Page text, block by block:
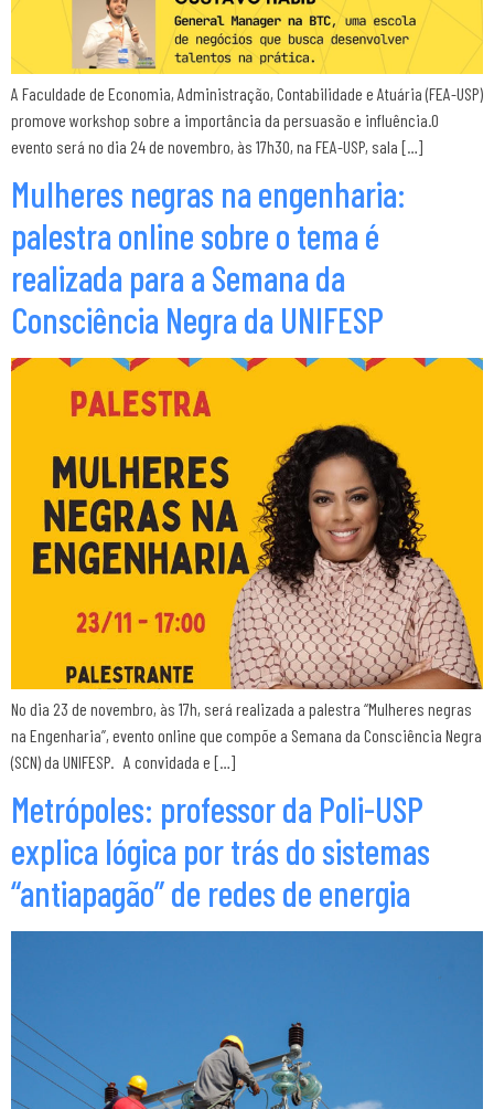
A Faculdade de Economia, Administração, Contabilidade e Atuária (FEA-USP)
promove workshop sobre a importância da persuasão e influência.O
evento será no dia 24 de novembro, às 17h30, na FEA-USP, sala […]
Mulheres negras na engenharia:
palestra online sobre o tema é
realizada para a Semana da
Consciência Negra da UNIFESP
No dia 23 de novembro, às 17h, será realizada a palestra “Mulheres negras
na Engenharia”, evento online que compõe a Semana da Consciência Negra
(SCN) da UNIFESP. A convidada e […]
Metrópoles: professor da Poli-USP
explica lógica por trás do sistemas
“antiapagão” de redes de energia